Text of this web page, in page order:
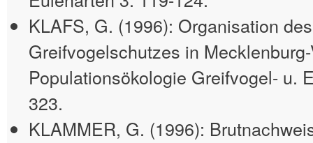
KLAFS, G. (1996): Organisation des
Greifvogelschutzes in
Populationsökologie Greifvogel- u.
323.
KLAMMER, G. (1996):